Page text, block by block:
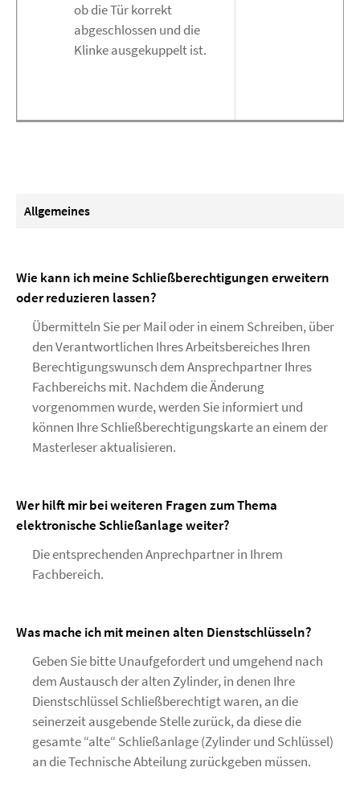
ob die Tür korrekt
abgeschlossen und die
Klinke ausgekuppelt ist.
Allgemeines
Wie kann ich meine Schließberechtigungen erweitern
oder reduzieren lassen?
Übermitteln Sie per Mail oder in einem Schreiben, über
den Verantwortlichen Ihres Arbeitsbereiches Ihren
Berechtigungswunsch dem Ansprechpartner Ihres
Fachbereichs mit. Nachdem die Änderung
vorgenommen wurde, werden Sie informiert und
können Ihre Schließberechtigungskarte an einem der
Masterleser aktualisieren.
Wer hilft mir bei weiteren Fragen zum Thema
elektronische Schließanlage weiter?
Die entsprechenden Anprechpartner in Ihrem
Fachbereich.
Was mache ich mit meinen alten Dienstschlüsseln?
Geben Sie bitte Unaufgefordert und umgehend nach
dem Austausch der alten Zylinder, in denen Ihre
Dienstschlüssel Schließberechtigt waren, an die
seinerzeit ausgebende Stelle zurück, da diese die
gesamte “alte“ Schließanlage (Zylinder und Schlüssel)
an die Technische Abteilung zurückgeben müssen.